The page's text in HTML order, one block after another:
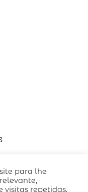
para lhe
visitas repetidas.